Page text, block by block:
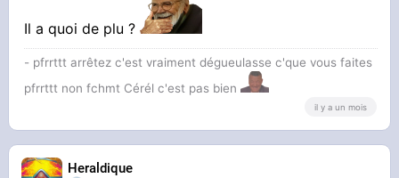
Il a quoi de plu ?
- pfrrttt arrêtez c'est vraiment dégueulasse c'que vous faites
pfrrttt non fchmt Cérél c'est pas bien
il y a un mois
Heraldique